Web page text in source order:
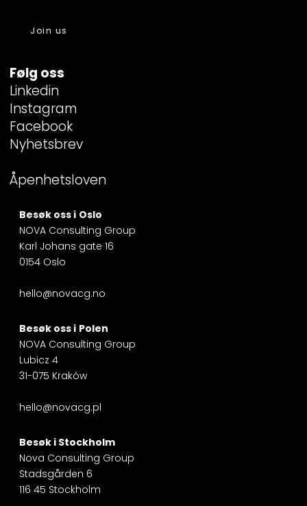
Join us
Følg oss
Linkedin
Instagram
Facebook
Nyhetsbrev
Åpenhetsloven
Besøk oss i Oslo
NOVA Consulting Group
Karl Johans gate 16
0154 Oslo
hello@novacg.no
Besøk oss i Polen
NOVA Consulting Group
Lubicz 4
31-075 Kraków
hello@novacg.pl
Besøk i Stockholm
Nova Consulting Group
Stadsgården 6
116 45 Stockholm